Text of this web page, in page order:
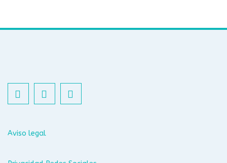
Aviso legal